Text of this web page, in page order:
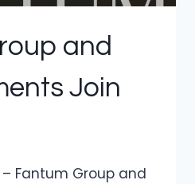
and
Join
Fantum Group and